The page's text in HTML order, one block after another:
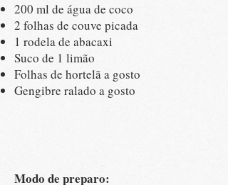
200 ml de água de coco
2 folhas de couve picada
1 rodela de abacaxi
Suco de 1 limão
Folhas de hortelã a gosto
Gengibre ralado a gosto
Modo de preparo: